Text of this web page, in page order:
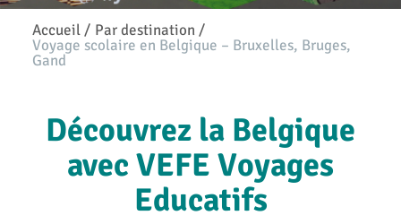
Accueil/ Par destination /
Voyage scolaire en Belgique – Bruxelles, Bruges,
Gand
Découvrez la Belgique
avec VEFE Voyages
Educatifs